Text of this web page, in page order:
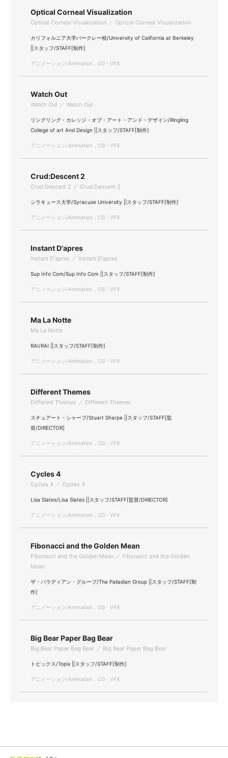
Optical Corneal Visualization
Optical Corneal Visualization ／ Optical Corneal Visualization
カリフォルニア大学バークレー校/University of California at Berkeley
||スタッフ/STAFF[制作]
アニメーション/Animation，CG・VFX
Watch Out
Watch Out ／ Watch Out
リングリング・カレッジ・オブ・アート・アンド・デザイン/Ringling
College of art And Design ||スタッフ/STAFF[制作]
アニメーション/Animation，CG・VFX
Crud:Descent 2
Crud:Descent 2 ／ Crud:Descent 2
シラキュース大学/Syracuse University ||スタッフ/STAFF[制作]
アニメーション/Animation，CG・VFX
Instant D'apres
Instant D'apres ／ Instant D'apres
Sup Info Com/Sup Info Com ||スタッフ/STAFF[制作]
アニメーション/Animation，CG・VFX
Ma La Notte
Ma La Notte
RAI/RAI ||スタッフ/STAFF[制作]
アニメーション/Animation，CG・VFX
Different Themes
Different Themes ／ Different Themes
スチュアート・シャープ/Stuart Sharpe ||スタッフ/STAFF[監
督/DIRECTOR]
アニメーション/Animation，CG・VFX
Cycles 4
Cycles 4 ／ Cycles 4
Lisa Slates/Lisa Slates ||スタッフ/STAFF[監督/DIRECTOR]
アニメーション/Animation，CG・VFX
Fibonacci and the Golden Mean
Fibonacci and the Golden Mean ／ Fibonacci and the Golden
Mean
ザ・パラディアン・グループ/The Palladian Group ||スタッフ/STAFF[制
作]
アニメーション/Animation，CG・VFX
Big Bear Paper Bag Bear
Big Bear Paper Bag Bear ／ Big Bear Paper Bag Bear
トピックス/Topix ||スタッフ/STAFF[制作]
アニメーション/Animation，CG・VFX